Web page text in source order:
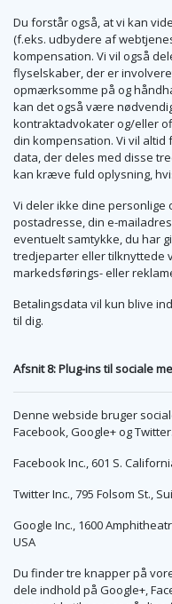
Du forstår også, at vi kan
(f.eks. udbydere af
kompensation. Vi vil også
flyselskaber, der er
opmærksomme på og
kan det også være
kontraktadvokater og/eller
din kompensation. Vi vil
data, der deles med disse
kan kræve fuld oplysning,
Vi deler ikke dine personlige
postadresse, din e-
eventuelt samtykke, du har
tredjeparter eller tilknyttede
markedsførings- eller
Betalingsdata vil kun blive
til dig.
Afsnit 8: Plug-ins til sociale
Denne webside bruger
Facebook, Google+ og
Facebook Inc., 601 S.
Twitter Inc., 795 Folsom St.,
Google Inc., 1600
USA
Du finder tre knapper på
dele indhold på Google+,